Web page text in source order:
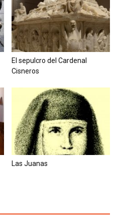
El sepulcro del Cardenal
Cisneros
Las Juanas